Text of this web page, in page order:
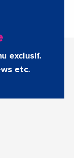
exclusif.
etc.